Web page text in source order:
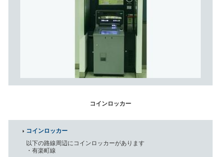
コインロッカー
コインロッカー
以下の路線周辺にコインロッカーがあります
・有楽町線